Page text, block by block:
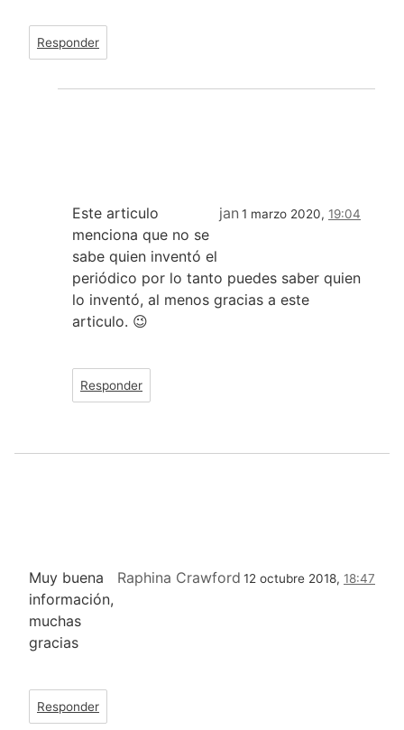
Responder
jan 1 marzo 2020, 19:04
Este articulo
menciona que no se
sabe quien inventó el
periódico por lo tanto puedes saber quien
lo inventó, al menos gracias a este
articulo. 😉
Responder
Raphina Crawford 12 octubre 2018, 18:47
Muy buena
información,
muchas
gracias
Responder